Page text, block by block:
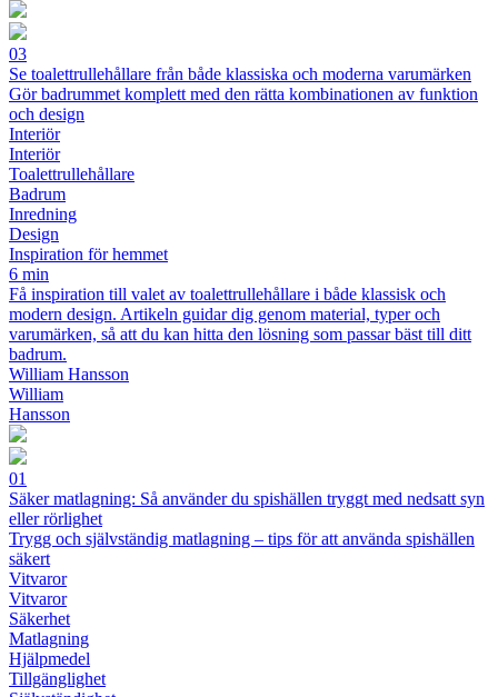
03
Se toalettrullehållare från både klassiska och moderna varumärken
Gör badrummet komplett med den rätta kombinationen av funktion
och design
Interiör
Interiör
Toalettrullehållare
Badrum
Inredning
Design
Inspiration för hemmet
6 min
Få inspiration till valet av toalettrullehållare i både klassisk och
modern design. Artikeln guidar dig genom material, typer och
varumärken, så att du kan hitta den lösning som passar bäst till ditt
badrum.
William Hansson
William
Hansson
01
Säker matlagning: Så använder du spishällen tryggt med nedsatt syn
eller rörlighet
Trygg och självständig matlagning – tips för att använda spishällen
säkert
Vitvaror
Vitvaror
Säkerhet
Matlagning
Hjälpmedel
Tillgänglighet